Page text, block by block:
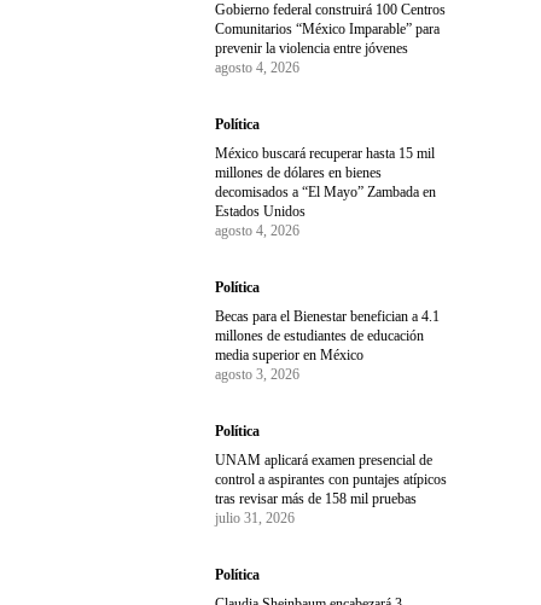
Gobierno federal construirá 100 Centros
Comunitarios “México Imparable” para
prevenir la violencia entre jóvenes
agosto 4, 2026
Política
México buscará recuperar hasta 15 mil
millones de dólares en bienes
decomisados a “El Mayo” Zambada en
Estados Unidos
agosto 4, 2026
Política
Becas para el Bienestar benefician a 4.1
millones de estudiantes de educación
media superior en México
agosto 3, 2026
Política
UNAM aplicará examen presencial de
control a aspirantes con puntajes atípicos
tras revisar más de 158 mil pruebas
julio 31, 2026
Política